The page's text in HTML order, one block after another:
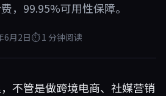
，99.95%可用性保障。
6月2日⏱ 1 分钟阅读
不管是做跨境电商、社媒营销